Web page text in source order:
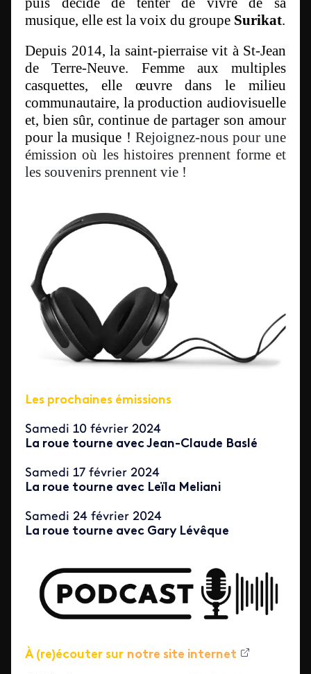
musique, elle est la voix du groupe Surikat.
Depuis 2014, la saint-pierraise vit à St-Jean
de Terre-Neuve. Femme aux multiples
casquettes, elle œuvre dans le milieu
communautaire, la production audiovisuelle
et, bien sûr, continue de partager son amour
pour la musique ! Rejoignez-nous pour une
émission où les histoires prennent forme et
les souvenirs prennent vie !
Les prochaines émissions
Samedi 10 février 2024
La roue tourne avec Jean-Claude Baslé
Samedi 17 février 2024
La roue tourne avec Leïla Meliani
Samedi 24 février 2024
La roue tourne avec Gary Lévêque
À (re)écouter sur notre site internet